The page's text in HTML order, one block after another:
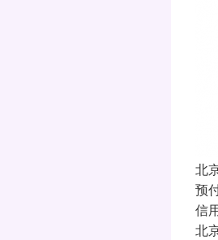
北
预
信
北